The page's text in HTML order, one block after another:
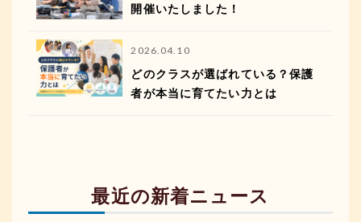
開催いたしました！
2026.04.10
どのクラスが選ばれている？保護
者が本当に育てたい力とは
最近の新着ニュース